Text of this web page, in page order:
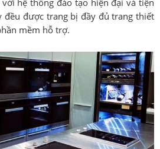
với hệ thống đào tạo hiện đại và tiện
đều được trang bị đầy đủ trang thiết
mềm hỗ trợ.